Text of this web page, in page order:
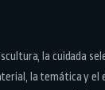
la cuidada
la temática y el